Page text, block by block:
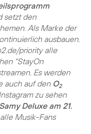
setzt den
Als Marke der
ausbauen.
priority alle
"StayOn
Es werden
auch auf den O2
zu sehen
Samy Deluxe am 21.
Musik-Fans